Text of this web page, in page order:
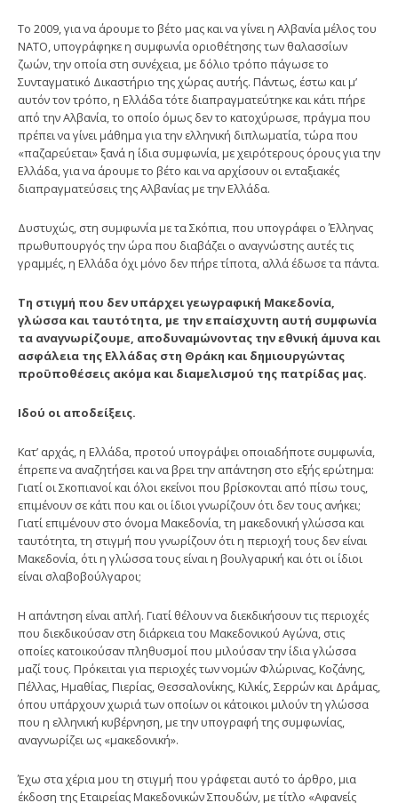
Το 2009, για να άρουμε το βέτο μας και να γίνει η Αλβανία μέλος του
ΝΑΤΟ, υπογράφηκε η συμφωνία οριοθέτησης των θαλασσίων
ζωών, την οποία στη συνέχεια, με δόλιο τρόπο πάγωσε το
Συνταγματικό Δικαστήριο της χώρας αυτής. Πάντως, έστω και μ’
αυτόν τον τρόπο, η Ελλάδα τότε διαπραγματεύτηκε και κάτι πήρε
από την Αλβανία, το οποίο όμως δεν το κατοχύρωσε, πράγμα που
πρέπει να γίνει μάθημα για την ελληνική διπλωματία, τώρα που
«παζαρεύεται» ξανά η ίδια συμφωνία, με χειρότερους όρους για την
Ελλάδα, για να άρουμε το βέτο και να αρχίσουν οι ενταξιακές
διαπραγματεύσεις της Αλβανίας με την Ελλάδα.
Δυστυχώς, στη συμφωνία με τα Σκόπια, που υπογράφει ο Έλληνας
πρωθυπουργός την ώρα που διαβάζει ο αναγνώστης αυτές τις
γραμμές, η Ελλάδα όχι μόνο δεν πήρε τίποτα, αλλά έδωσε τα πάντα.
Τη στιγμή που δεν υπάρχει γεωγραφική Μακεδονία,
γλώσσα και ταυτότητα, με την επαίσχυντη αυτή συμφωνία
τα αναγνωρίζουμε, αποδυναμώνοντας την εθνική άμυνα και
ασφάλεια της Ελλάδας στη Θράκη και δημιουργώντας
προϋποθέσεις ακόμα και διαμελισμού της πατρίδας μας.
Ιδού οι αποδείξεις.
Κατ’ αρχάς, η Ελλάδα, προτού υπογράψει οποιαδήποτε συμφωνία,
έπρεπε να αναζητήσει και να βρει την απάντηση στο εξής ερώτημα:
Γιατί οι Σκοπιανοί και όλοι εκείνοι που βρίσκονται από πίσω τους,
επιμένουν σε κάτι που και οι ίδιοι γνωρίζουν ότι δεν τους ανήκει;
Γιατί επιμένουν στο όνομα Μακεδονία, τη μακεδονική γλώσσα και
ταυτότητα, τη στιγμή που γνωρίζουν ότι η περιοχή τους δεν είναι
Μακεδονία, ότι η γλώσσα τους είναι η βουλγαρική και ότι οι ίδιοι
είναι σλαβοβούλγαροι;
Η απάντηση είναι απλή. Γιατί θέλουν να διεκδικήσουν τις περιοχές
που διεκδικούσαν στη διάρκεια του Μακεδονικού Αγώνα, στις
οποίες κατοικούσαν πληθυσμοί που μιλούσαν την ίδια γλώσσα
μαζί τους. Πρόκειται για περιοχές των νομών Φλώρινας, Κοζάνης,
Πέλλας, Ημαθίας, Πιερίας, Θεσσαλονίκης, Κιλκίς, Σερρών και Δράμας,
όπου υπάρχουν χωριά των οποίων οι κάτοικοι μιλούν τη γλώσσα
που η ελληνική κυβέρνηση, με την υπογραφή της συμφωνίας,
αναγνωρίζει ως «μακεδονική».
Έχω στα χέρια μου τη στιγμή που γράφεται αυτό το άρθρο, μια
έκδοση της Εταιρείας Μακεδονικών Σπουδών, με τίτλο «Αφανείς